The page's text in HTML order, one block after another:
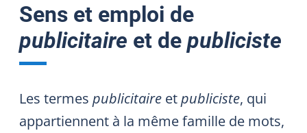
Sens et emploi de
publicitaire et de publiciste
Les termes publicitaire etpubliciste, qui
appartiennent à la même famille de mots,